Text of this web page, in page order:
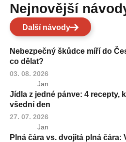
Nejnovější
Další návody
Nebezpečný škůdce míří do
co dělat?
03. 08. 2026
Jan
Jídla z jedné pánve: 4 recepty,
všední den
27. 07. 2026
Jan
Plná čára vs. dvojitá plná čára: